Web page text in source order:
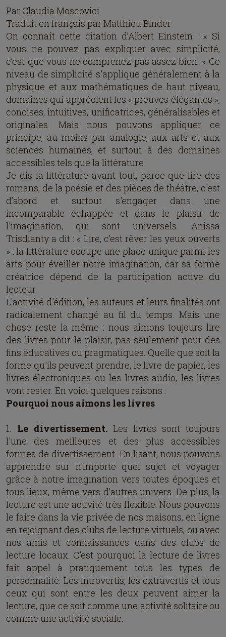
Par Claudia Moscovici
Traduit en français par Matthieu Binder
On connaît cette citation d’Albert Einstein : « Si
vous ne pouvez pas expliquer avec simplicité,
c’est que vous ne comprenez pas assez bien. » Ce
niveau de simplicité s'applique généralement à la
physique et aux mathématiques de haut niveau,
domaines qui apprécient les « preuves élégantes »,
concises, intuitives, unificatrices, généralisables et
originales. Mais nous pouvons appliquer ce
principe, au moins par analogie, aux arts et aux
sciences humaines, et surtout à des domaines
accessibles tels que la littérature.
Je dis la littérature avant tout, parce que lire des
romans, de la poésie et des pièces de théâtre, c'est
d’abord et surtout s'engager dans une
incomparable échappée et dans le plaisir de
l'imagination, qui sont universels. Anissa
Trisdianty a dit : « Lire, c’est rêver les yeux ouverts
» : la littérature occupe une place unique parmi les
arts pour éveiller notre imagination, car sa forme
créatrice dépend de la participation active du
lecteur.
L'activité d'édition, les auteurs et leurs finalités ont
radicalement changé au fil du temps. Mais une
chose reste la même : nous aimons toujours lire
des livres pour le plaisir, pas seulement pour des
fins éducatives ou pragmatiques. Quelle que soit la
forme qu'ils peuvent prendre, le livre de papier, les
livres électroniques ou les livres audio, les livres
vont rester. En voici quelques raisons :
Pourquoi nous aimons les livres
1. Le divertissement. Les livres sont toujours
l'une des meilleures et des plus accessibles
formes de divertissement. En lisant, nous pouvons
apprendre sur n'importe quel sujet et voyager
grâce à notre imagination vers toutes époques et
tous lieux, même vers d’autres univers. De plus, la
lecture est une activité très flexible. Nous pouvons
le faire dans la vie privée de nos maisons, en ligne
en rejoignant des clubs de lecture virtuels, ou avec
nos amis et connaissances dans des clubs de
lecture locaux. C'est pourquoi la lecture de livres
fait appel à pratiquement tous les types de
personnalité. Les introvertis, les extravertis et tous
ceux qui sont entre les deux peuvent aimer la
lecture, que ce soit comme une activité solitaire ou
comme une activité sociale.